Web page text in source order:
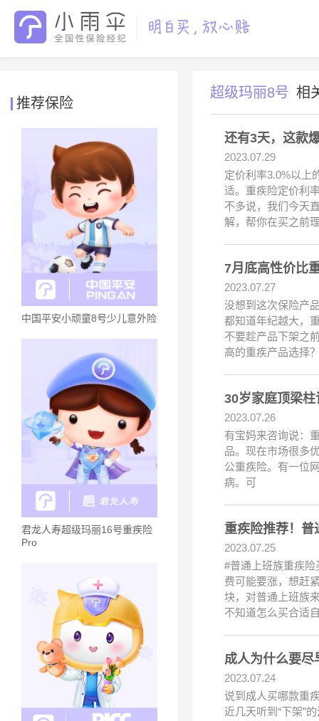
推荐保险
中国平安小顽童8号少儿意外险
君龙人寿超级玛丽16号重疾险
Pro
超级玛丽8号 相
还有3天，这款
2023.07.29
定价利率3.0%以上
适。重疾险定价利
不多说，我们今天
解，帮你在买之前
7月底高性价比
2023.07.27
没想到这次保险产
都知道年纪越大，
不要趁产品下架之
高的重疾产品选择
30岁家庭顶梁
2023.07.26
有宝妈来咨询说：
品。现在市场很多
公重疾险。有一位
病。可
重疾险推荐！普
2023.07.25
#普通上班族重疾
费可能要涨，想赶
块，对普通上班族
不知道怎么买合适
成人为什么要尽
2023.07.24
说到成人买哪款重
近几天听到“下架”